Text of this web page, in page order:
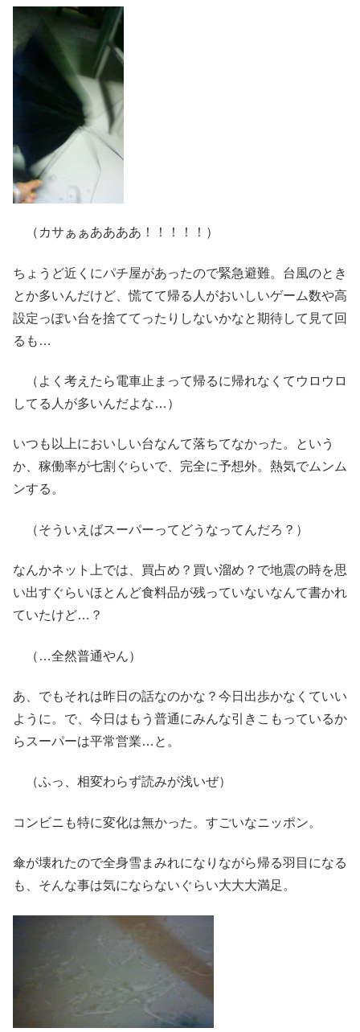
（カサぁぁああああ！！！！！）
ちょうど近くにパチ屋があったので緊急避難。台風のとき
とか多いんだけど、慌てて帰る人がおいしいゲーム数や高
設定っぽい台を捨ててったりしないかなと期待して見て回
るも…
（よく考えたら電車止まって帰るに帰れなくてウロウロ
してる人が多いんだよな…）
いつも以上においしい台なんて落ちてなかった。という
か、稼働率が七割ぐらいで、完全に予想外。熱気でムンム
ンする。
（そういえばスーパーってどうなってんだろ？）
なんかネット上では、買占め？買い溜め？で地震の時を思
い出すぐらいほとんど食料品が残っていないなんて書かれ
ていたけど…？
（…全然普通やん）
あ、でもそれは昨日の話なのかな？今日出歩かなくていい
ように。で、今日はもう普通にみんな引きこもっているか
らスーパーは平常営業…と。
（ふっ、相変わらず読みが浅いぜ）
コンビニも特に変化は無かった。すごいなニッポン。
傘が壊れたので全身雪まみれになりながら帰る羽目になる
も、そんな事は気にならないぐらい大大大満足。